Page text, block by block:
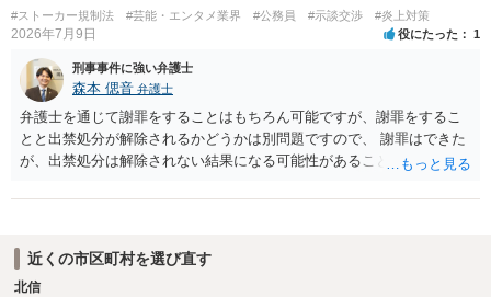
等の契約主体および支払は常にクライアント本人と事業者の間で完結
させ、日本語講師は予約手続や支払の代理・媒介・取次・窓口を担わ
ないこと。 ・利用規約・免責条項では、①講師は旅行業者ではなく運
送・宿泊等のサービス提供者とは独立した立場であること、②参加者
の移動・アクティビティ参加は自己の判断と責任によること、③講師
の故意・重大な過失を除く範囲で事故等についての責任を限定するこ
とを明示すること。 この辺りは意識して書類等を作成された方がよろ
しいかと思います。 公開の場で個別具体的な内容に従って回答するの
#ストーカー規制法 #芸能・エンタメ業界 #公務員 #示談交渉 #炎上対策
2026年7月9日 役にたった 1
刑事事件に強い弁護士
森本 偲音 弁護士
弁護士を通じて謝罪をすることはもちろん可能ですが、謝罪をするこ
とと出禁処分が解除されるかどうかは別問題ですので、 謝罪はできた
が、出禁処分は解除されない結果になる可能性があることを踏まえた
近くの市区町村を選び直す
北信